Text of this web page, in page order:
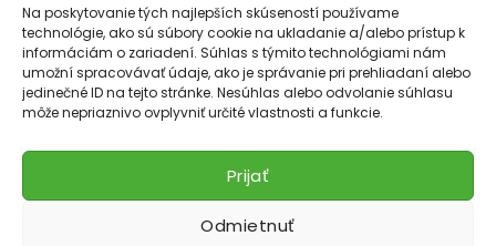
Na poskytovanie tých najlepších skúseností používame
technológie, ako sú súbory cookie na ukladanie a/alebo prístup k
informáciám o zariadení. Súhlas s týmito technológiami nám
umožní spracovávať údaje, ako je správanie pri prehliadaní alebo
jedinečné ID na tejto stránke. Nesúhlas alebo odvolanie súhlasu
môže nepriaznivo ovplyvniť určité vlastnosti a funkcie.
Prijať
Odmietnuť
+421918 530 888
Cookies